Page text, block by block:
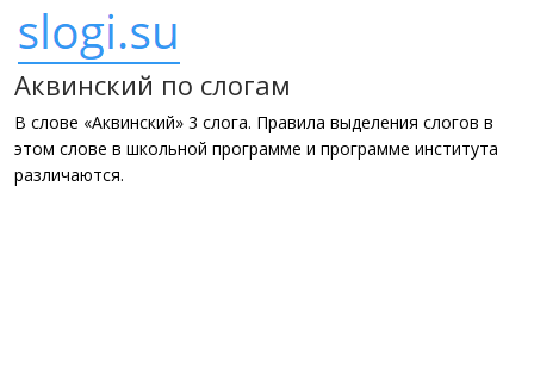
Аквинский по слогам
В слове «Аквинский» 3 слога. Правила выделения слогов в
этом слове в школьной программе и программе института
различаются.